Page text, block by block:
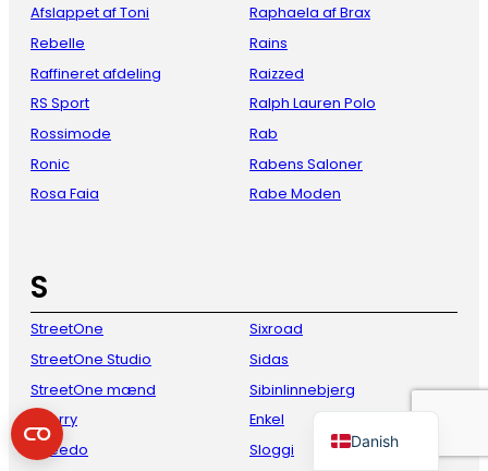
Afslappet af Toni
Rebelle
Raffineret afdeling
RS Sport
Rossimode
Ronic
Rosa Faia
Raphaela af Brax
Rains
Raizzed
Ralph Lauren Polo
Rab
Rabens Saloner
Rabe Moden
S
StreetOne
StreetOne Studio
StreetOne mænd
Sperry
Speedo
Sixroad
Sidas
Sibinlinnebjerg
Enkel
Sloggi
Danish